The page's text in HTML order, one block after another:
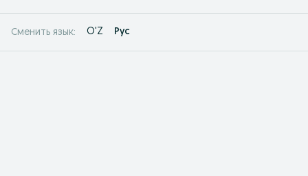
Сменить язык: O'Z Рус